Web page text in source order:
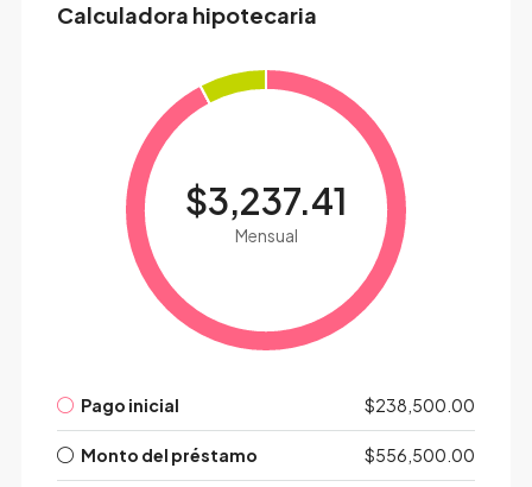
Calculadora hipotecaria
$3,237.41
Mensual
Pago inicial $238,500.00
Monto del préstamo $556,500.00